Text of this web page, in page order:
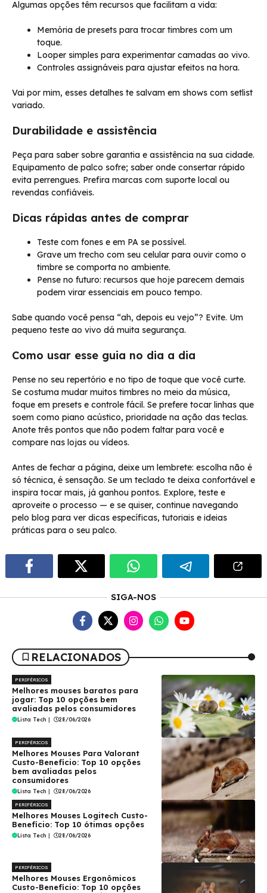
Algumas opções têm recursos que facilitam a vida:
Memória de presets para trocar timbres com um
toque.
Looper simples para experimentar camadas ao vivo.
Controles assignáveis para ajustar efeitos na hora.
Vai por mim, esses detalhes te salvam em shows com setlist
variado.
Durabilidade e assistência
Peça para saber sobre garantia e assistência na sua cidade.
Equipamento de palco sofre; saber onde consertar rápido
evita perrengues. Prefira marcas com suporte local ou
revendas confiáveis.
Dicas rápidas antes de comprar
Teste com fones e em PA se possível.
Grave um trecho com seu celular para ouvir como o
timbre se comporta no ambiente.
Pense no futuro: recursos que hoje parecem demais
podem virar essenciais em pouco tempo.
Sabe quando você pensa “ah, depois eu vejo”? Evite. Um
pequeno teste ao vivo dá muita segurança.
Como usar esse guia no dia a dia
Pense no seu repertório e no tipo de toque que você curte.
Se costuma mudar muitos timbres no meio da música,
foque em presets e controle fácil. Se prefere tocar linhas que
soem como piano acústico, prioridade na ação das teclas.
Anote três pontos que não podem faltar para você e
compare nas lojas ou vídeos.
Antes de fechar a página, deixe um lembrete: escolha não é
só técnica, é sensação. Se um teclado te deixa confortável e
inspira tocar mais, já ganhou pontos. Explore, teste e
aproveite o processo — e se quiser, continue navegando
pelo blog para ver dicas específicas, tutoriais e ideias
práticas para o seu palco.
SIGA-NOS
RELACIONADOS
PERIFÉRICOS
Melhores mouses baratos para
jogar: Top 10 opções bem
avaliadas pelos consumidores
Lista Tech | 28/06/2026
PERIFÉRICOS
Melhores Mouses Para Valorant
Custo-Benefício: Top 10 opções
bem avaliadas pelos
consumidores
Lista Tech | 28/06/2026
PERIFÉRICOS
Melhores Mouses Logitech Custo-
Benefício: Top 10 ótimas opções
Lista Tech | 28/06/2026
PERIFÉRICOS
Melhores Mouses Ergonômicos
Custo-Benefício: Top 10 opções